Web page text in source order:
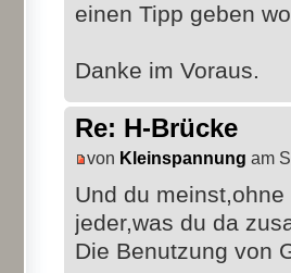
einen Tipp geben
Danke im Voraus.
Re: H-Brücke
von Kleinspannung am
Und du
jeder,was du da
Die Benutzung von